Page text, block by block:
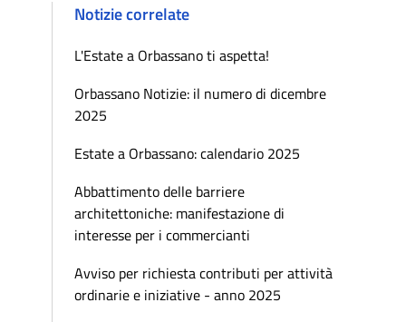
Notizie correlate
L'Estate a Orbassano ti aspetta!
Orbassano Notizie: il numero di dicembre
2025
Estate a Orbassano: calendario 2025
Abbattimento delle barriere
architettoniche: manifestazione di
interesse per i commercianti
Avviso per richiesta contributi per attività
ordinarie e iniziative - anno 2025